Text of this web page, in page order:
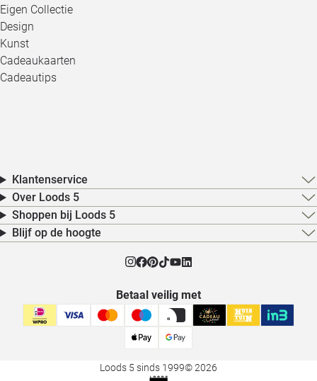
Eigen Collectie
Design
Kunst
Cadeaukaarten
Cadeautips
Klantenservice
Over Loods 5
Shoppen bij Loods 5
Blijf op de hoogte
Betaal veilig met
Loods 5 sinds 1999© 2026